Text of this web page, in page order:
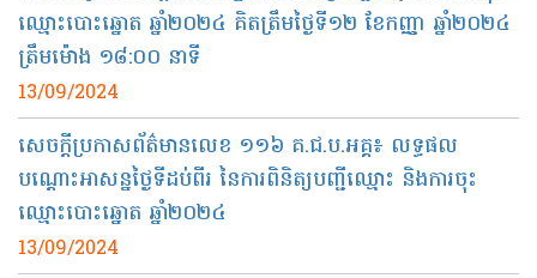
ឈ្មោះបោះឆ្នោត ឆ្នាំ២០២៤ គិតត្រឹមថ្ងៃទី១២ ខែកញ្ញា ឆ្នាំ២០២៤
ត្រឹមម៉ោង ១៨:០០ នាទី
13/09/2024
សេចក្តីប្រកាសព័ត៌មានលេខ ១១៦ គ.ជ.ប.អគ្គ៖ លទ្ធផល
បណ្ដោះអាសន្នថ្ងៃទីដប់ពីរ នៃការពិនិត្យបញ្ជីឈ្មោះ និងការចុះ
ឈ្មោះបោះឆ្នោត ឆ្នាំ២០២៤
13/09/2024